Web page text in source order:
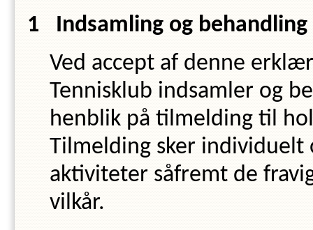
Indsamling og
Ved accept af denne
Tennisklub indsamler og
henblik på tilmelding til
Tilmelding sker individuelt
aktiviteter såfremt de
vilkår.